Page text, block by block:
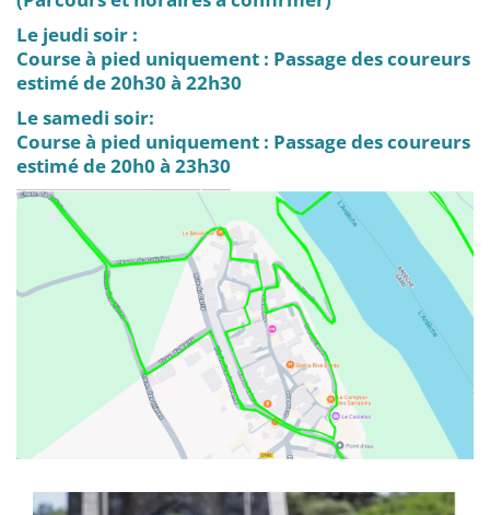
Le jeudi soir :
Course à pied uniquement : Passage des coureurs
estimé de 20h30 à 22h30
Le samedi soir:
Course à pied uniquement : Passage des coureurs
estimé de 20h0 à 23h30